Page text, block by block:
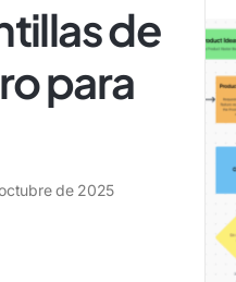
de
para
de 2025